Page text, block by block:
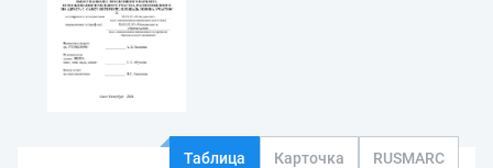
Таблица Карточка RUSMARC